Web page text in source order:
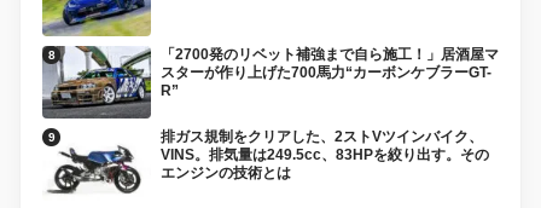
「2700発のリベット補強まで自ら施工！」居酒屋マ
スターが作り上げた700馬力“カーボンケブラーGT-
R”
排ガス規制をクリアした、2ストVツインバイク、
VINS。排気量は249.5cc、83HPを絞り出す。その
エンジンの技術とは